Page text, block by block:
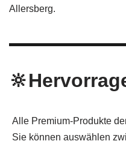
Allersberg.
Alle Premium-Produkte
Sie können auswählen